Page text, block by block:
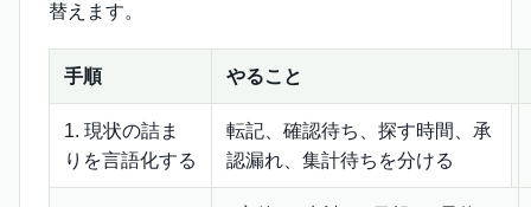
替えます。
手順 やること
1. 現状の詰ま
りを言語化する
転記、確認待ち、探す時間、承
認漏れ、集計待ちを分ける